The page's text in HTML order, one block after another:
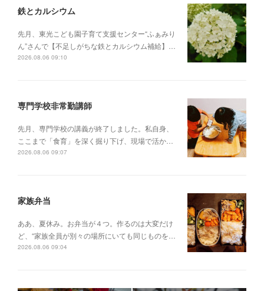
鉄とカルシウム
先月、東光こども園子育て支援センター“ふぁみり
ん”さんで【不足しがちな鉄とカルシウム補給】…
2026.08.06 09:10
専門学校非常勤講師
先月、専門学校の講義が終了しました。私自身、
ここまで「食育」を深く掘り下げ、現場で活か…
2026.08.06 09:07
家族弁当
ああ、夏休み。お弁当が４つ。作るのは大変だけ
ど、“家族全員が別々の場所にいても同じものを…
2026.08.06 09:04